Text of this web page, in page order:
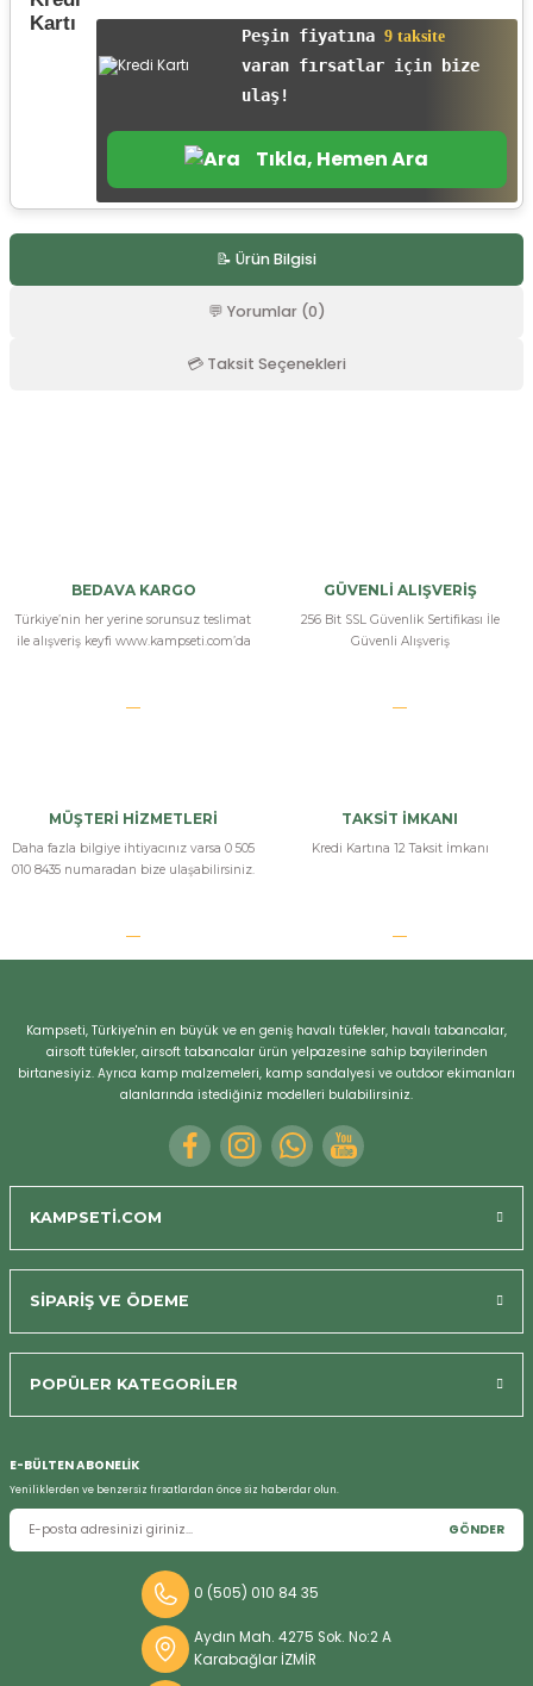
Peşin fiyatına 9 taksite
varan fırsatlar için bize
ulaş!
Tıkla, Hemen Ara
📝 Ürün Bilgisi
💬 Yorumlar (0)
💳 Taksit Seçenekleri
BEDAVA KARGO
Türkiye’nin her yerine sorunsuz teslimat
ile alışveriş keyfi www.kampseti.com’da
GÜVENLİ ALIŞVERİŞ
256 Bit SSL Güvenlik Sertifikası İle
Güvenli Alışveriş
MÜŞTERİ HİZMETLERİ
Daha fazla bilgiye ihtiyacınız varsa 0 505
010 8435 numaradan bize ulaşabilirsiniz.
TAKSİT İMKANI
Kredi Kartına 12 Taksit İmkanı
Kampseti, Türkiye'nin en büyük ve en geniş havalı tüfekler, havalı tabancalar,
airsoft tüfekler, airsoft tabancalar ürün yelpazesine sahip bayilerinden
birtanesiyiz. Ayrıca kamp malzemeleri, kamp sandalyesi ve outdoor ekimanları
alanlarında istediğiniz modelleri bulabilirsiniz.
KAMPSETİ.COM
SİPARİŞ VE ÖDEME
POPÜLER KATEGORİLER
E-BÜLTEN ABONELİK
Yeniliklerden ve benzersiz fırsatlardan önce siz haberdar olun.
GÖNDER
0 (505) 010 84 35
Aydın Mah. 4275 Sok. No:2 A
Karabağlar İZMİR